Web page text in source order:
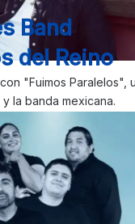
"Fuimos Paralelos",
la banda mexicana.
destaca la obra de…
Band
del Reino